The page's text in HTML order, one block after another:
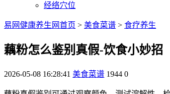
经络穴位
易网健康养生网首页 > 美食菜谱 > 食疗养生
藕粉怎么鉴别真假-饮食小妙招
2026-05-08 16:28:41 美食菜谱 1944 0